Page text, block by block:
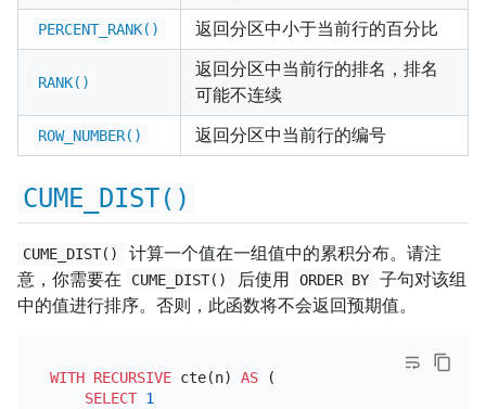
PERCENT_RANK() 返回分区中小于当前行的百分比
RANK()
返回分区中当前行的排名，排名
可能不连续
ROW_NUMBER() 返回分区中当前行的编号
CUME_DIST()
CUME_DIST()
计算一个值在一组值中的累积分布。请注
意，你需要在
CUME_DIST() 后使用 ORDER BY
子句对该组
中的值进行排序。否则，此函数将不会返回预期值。
WITH RECURSIVE cte(n) AS (
SELECT 1